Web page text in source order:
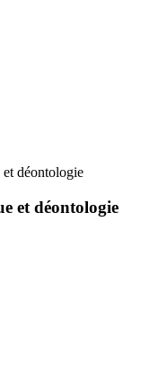
déontologie
et déontologie